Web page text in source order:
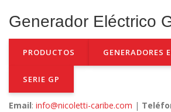
Generador Eléctrico
PRODUCTOS GENERADORES
SERIE GP
Email: info@nicoletti-caribe.com |